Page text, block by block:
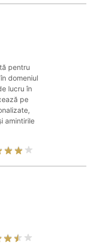
pentru
domeniul
lucru în
pe
amintirile